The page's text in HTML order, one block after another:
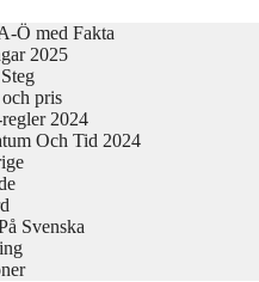
Ö med Fakta
2025
pris
2024
Och Tid 2024
Svenska